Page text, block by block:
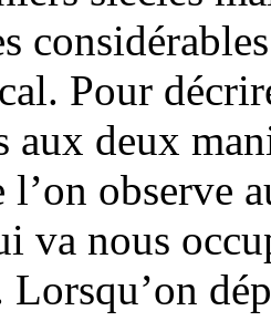
Pour
aux deux
l’on observe
va nous
Lorsqu’on